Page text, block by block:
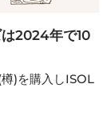
2024年で10
)を購入しISOL